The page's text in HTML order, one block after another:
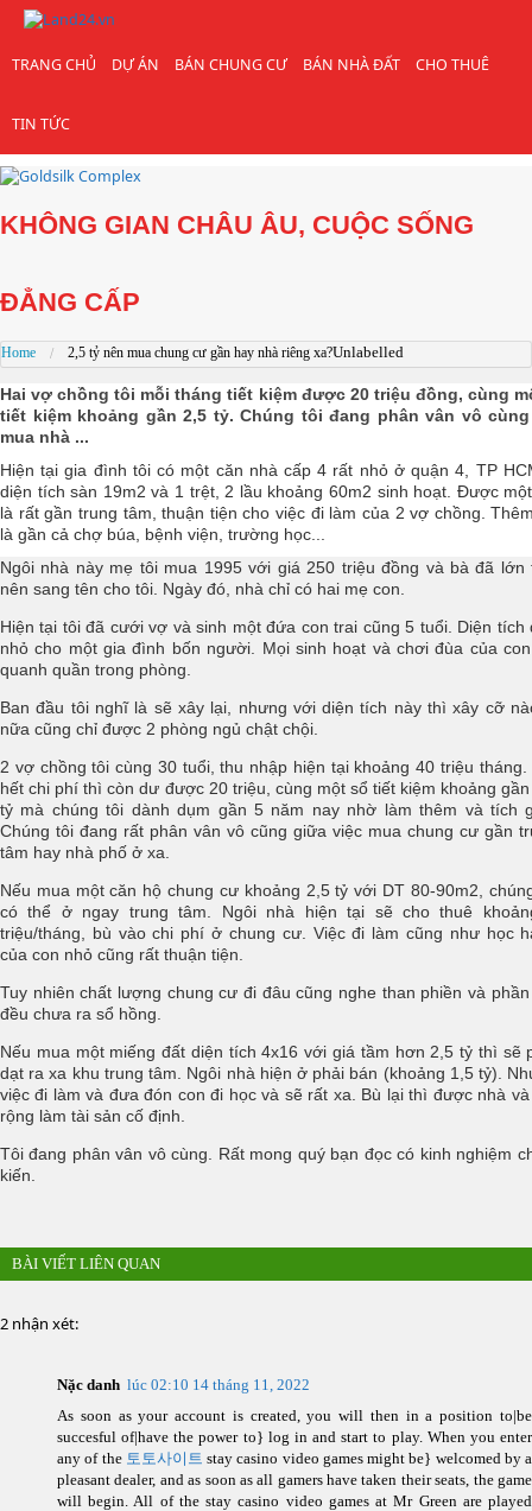
TRANG CHỦ DỰ ÁN BÁN CHUNG CƯ BÁN NHÀ ĐẤT CHO THUÊ
TIN TỨC
KHÔNG GIAN CHÂU ÂU, CUỘC SỐNG
ĐẲNG CẤP
Home Unlabelled
2,5 tỷ nên mua chung cư gần hay nhà riêng xa?
Hai vợ chồng tôi mỗi tháng tiết kiệm được 20 triệu đồng, cùng
tiết kiệm khoảng gần 2,5 tỷ. Chúng tôi đang phân vân vô
mua nhà ...
Hiện tại gia đình tôi có một căn nhà cấp 4 rất nhỏ ở quận 4, TP
diện tích sàn 19m2 và 1 trệt, 2 lầu khoảng 60m2 sinh hoạt. Được
là rất gần trung tâm, thuận tiện cho việc đi làm của 2 vợ chồng.
là gần cả chợ búa, bệnh viện, trường học...
Ngôi nhà này mẹ tôi mua 1995 với giá 250 triệu đồng và bà đã lớn
nên sang tên cho tôi. Ngày đó, nhà chỉ có hai mẹ con.
Hiện tại tôi đã cưới vợ và sinh một đứa con trai cũng 5 tuổi. Diện tích
nhỏ cho một gia đình bốn người. Mọi sinh hoạt và chơi đùa của
quanh quần trong phòng.
Ban đầu tôi nghĩ là sẽ xây lại, nhưng với diện tích này thì xây cỡ
nữa cũng chỉ được 2 phòng ngủ chật chội.
2 vợ chồng tôi cùng 30 tuổi, thu nhập hiện tại khoảng 40 triệu tháng.
hết chi phí thì còn dư được 20 triệu, cùng một sổ tiết kiệm khoảng
tỷ mà chúng tôi dành dụm gần 5 năm nay nhờ làm thêm và tích
Chúng tôi đang rất phân vân vô cũng giữa việc mua chung cư gần
tâm hay nhà phố ở xa.
Nếu mua một căn hộ chung cư khoảng 2,5 tỷ với DT 80-90m2,
có thể ở ngay trung tâm. Ngôi nhà hiện tại sẽ cho thuê
triệu/tháng, bù vào chi phí ở chung cư. Việc đi làm cũng như học
của con nhỏ cũng rất thuận tiện.
Tuy nhiên chất lượng chung cư đi đâu cũng nghe than phiền và
đều chưa ra sổ hồng.
Nếu mua một miếng đất diện tích 4x16 với giá tầm hơn 2,5 tỷ thì sẽ
dạt ra xa khu trung tâm. Ngôi nhà hiện ở phải bán (khoảng 1,5 tỷ).
việc đi làm và đưa đón con đi học và sẽ rất xa. Bù lại thì được nhà
rộng làm tài sản cố định.
Tôi đang phân vân vô cùng. Rất mong quý bạn đọc có kinh nghiệm
kiến.
BÀI VIẾT LIÊN QUAN
2 nhận xét:
Nặc danh lúc 02:10 14 tháng 11, 2022
As soon as your account is created, you will then in a position to|be
succesful of|have the power to} log in and start to play. When you enter
any of the 토토사이트 stay casino video games might be} welcomed by a
pleasant dealer, and as soon as all gamers have taken their seats, the game
will begin. All of the stay casino video games at Mr Green are played